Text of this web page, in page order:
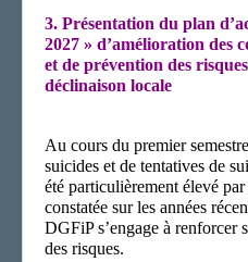
3. Présentation du plan
2027 » d’amélioration des
et de prévention des
déclinaison locale
Au cours du premier
suicides et de tentatives de
été particulièrement élevé
constatée sur les années
DGFiP s’engage à renforcer
des risques.